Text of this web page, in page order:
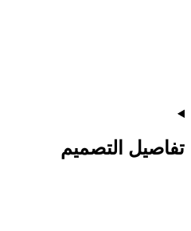
تفاصيل التصميم